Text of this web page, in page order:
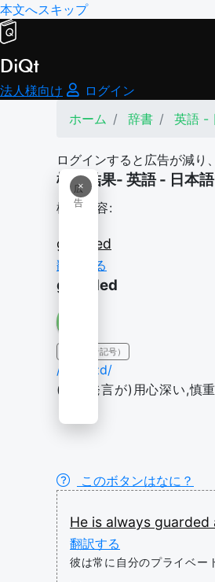
本文へスキップ
DiQt
法人様向け
ログイン
ホーム
辞書 英語 -
ログインすると広告が減り
×
広
告
検索結果- 英語 - 日本語
検索内容:
guarded
翻訳する
guarded
IPA（発音記号）
/ˈɡɑːrdɪd/
(特に発言が)用心深い,慎
このボタンはなに？
He is always guarded
翻訳する
彼は常に自分のプライベー